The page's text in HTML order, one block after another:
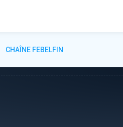
CHAÎNE FEBELFIN